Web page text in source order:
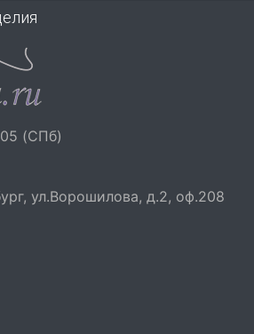
(СПб)
ул.Ворошилова, д.2, оф.208